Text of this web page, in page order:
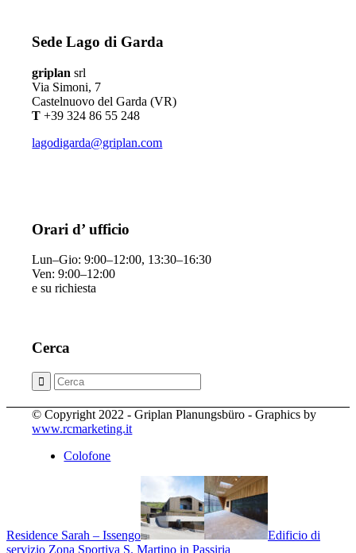
Sede Lago di Garda
griplansrl
Via Simoni, 7
Castelnuovo del Garda (VR)
T +39 324 86 55 248
lagodigarda@griplan.com
Orari d’ ufficio
Lun–Gio: 9:00–12:00, 13:30–16:30
Ven: 9:00–12:00
e su richiesta
Cerca
© Copyright 2022 - Griplan Planungsbüro - Graphics by
www.rcmarketing.it
Colofone
Residence Sarah – Issengo
Edificio di
servizio Zona Sportiva S. Martino in Passiria